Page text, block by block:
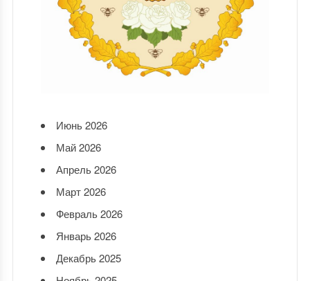
Июнь 2026
Май 2026
Апрель 2026
Март 2026
Февраль 2026
Январь 2026
Декабрь 2025